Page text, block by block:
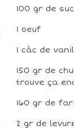
100 gr de
1 oeuf
1 càc de
150 gr de
trouve ça
160 gr de
2 gr de